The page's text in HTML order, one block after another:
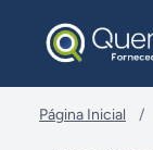
Página Inicial /